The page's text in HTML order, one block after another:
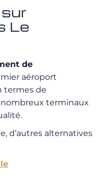
sur
Le
de
aéroport
termes de
terminaux
d’autres alternatives